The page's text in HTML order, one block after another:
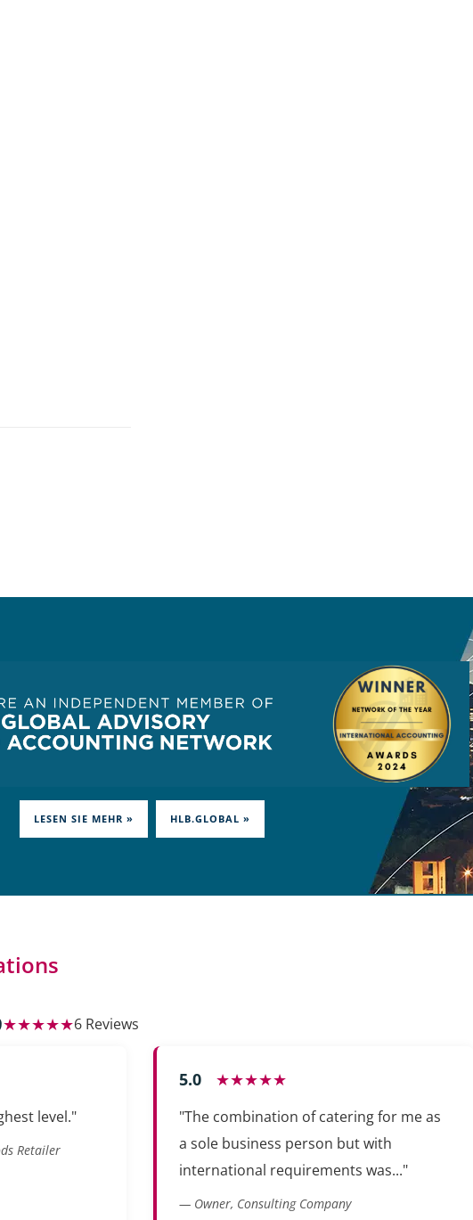
LESEN SIE MEHR » HLB.GLOBAL »
★★★★★6 Reviews
level."
Retailer
5.0 ★★★★★
"The combination of catering for me as
a sole business person but with
international requirements was..."
— Owner, Consulting Company